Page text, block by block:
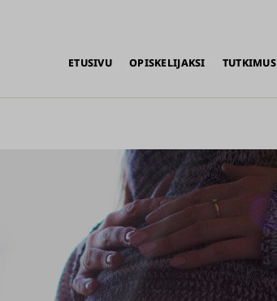
ETUSIVU OPISKELIJAKSI TUTKIMUS